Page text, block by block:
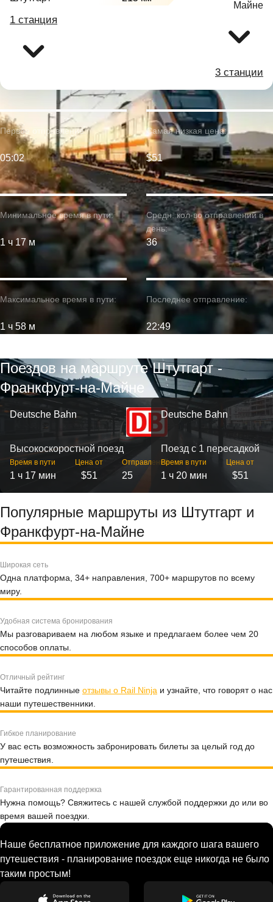
Майне
1 станция
3 станции
Минимальное время в пути:
1 ч 17 м
Первое отправление:
05:02
Максимальное время в пути:
1 ч 58 м
Самая низкая цена:
$51
Средн. кол-во отправлений в
день:
36
Последнее отправление:
22:49
Поездов на маршруте Штутгарт -
Франкфурт-на-Майне
Deutsche Bahn
Высокоскоростной поезд
Время в пути
1 ч 17 мин
Цена от
$51
Отправлений
25
Deutsche Bahn
Поезд с 1 пересадкой
Время в пути
1 ч 20 мин
Цена от
$51
Популярные маршруты из Штутгарт и
Франкфурт-на-Майне
Широкая сеть
Одна платформа, 34+ направления, 700+ маршрутов по всему
миру.
Удобная система бронирования
Мы разговариваем на любом языке и предлагаем более чем 20
способов оплаты.
Отличный рейтинг
Читайте подлинные отзывы о Rail Ninja и узнайте, что говорят о нас
наши путешественники.
Гибкое планирование
У вас есть возможность забронировать билеты за целый год до
путешествия.
Гарантированная поддержка
Нужна помощь? Свяжитесь с нашей службой поддержки до или во
время вашей поездки.
Наше бесплатное приложение для каждого шага вашего
путешествия - планирование поездок еще никогда не было
таким простым!